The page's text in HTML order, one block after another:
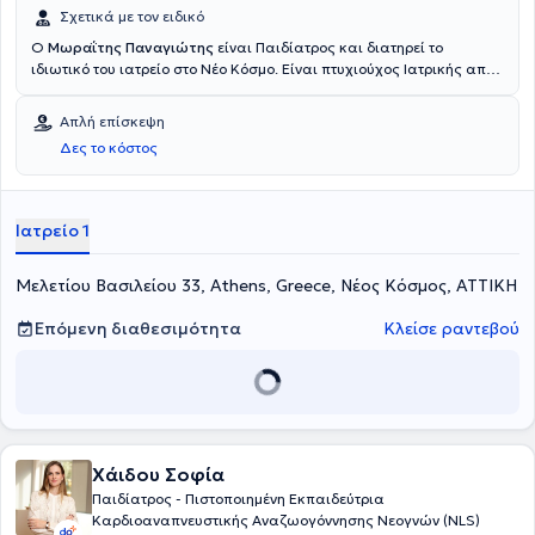
Σχετικά με τον ειδικό
Ο Μωραΐτης Παναγιώτης είναι Παιδίατρος και διατηρεί το
ιδιωτικό του ιατρείο στο Νέο Κόσμο. Είναι πτυχιούχος Ιατρικής από
Επιμελητής του Μαιευτηρίου Γαία, Επιμελητής της Παιδιατρικής
Κλινικής στο Ιατρικό Κέντρο Αμαρουσίου και Επικουρικός
Επιμελητής στην Α' Πανεπιστημιακή Κλινική του Νοσκοκομείου
Παίδων "ΑΓΙΑ ΣΟΦΙΑ".
Απλή επίσκεψη
Δες το κόστος
Ιατρείο 1
Μελετίου Βασιλείου 33, Athens, Greece, Νέος Κόσμος, ΑΤΤΙΚΗ
Επόμενη διαθεσιμότητα
Κλείσε ραντεβού
Χάιδου Σοφία
Παιδίατρος - Πιστοποιημένη Εκπαιδεύτρια
Καρδιοαναπνευστικής Αναζωογόννησης Νεογνών (NLS)